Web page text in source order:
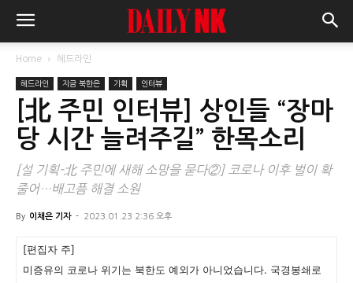
Home 헤드라인
헤드라인 지금 북한은 기획 인터뷰
[北 주민 인터뷰] 상인들 “장마
당 시간 늘려주길” 한목소리
[설 기획-北 주민에 새해 소망을 묻다②] 코로나 이후 벌이 확
줄어…배고픔 해결 소원
By 이채은 기자 - 2023.01.23 2:36 오후
[편집자 주]
미증유의 코로나 위기는 북한도 예외가 아니었습니다. 국경봉쇄로